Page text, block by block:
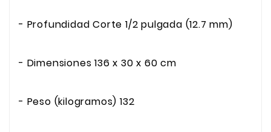
- Profundidad Corte 1/2 pulgada (12.7 mm)
- Dimensiones 136 x 30 x 60 cm
- Peso (kilogramos) 132